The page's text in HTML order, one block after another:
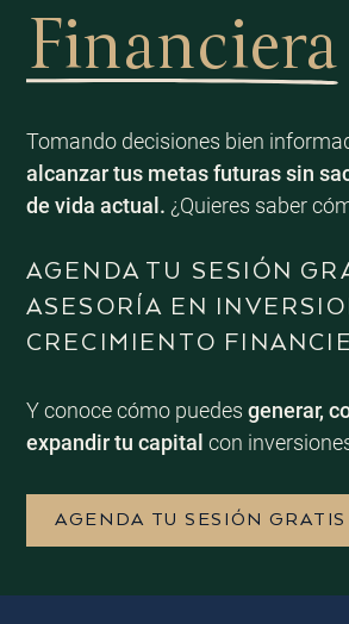
Financiera
Tomando decisiones bien
alcanzar tus metas futuras sin
de vida actual. ¿Quieres saber
AGENDA TU SESIÓN
ASESORÍA EN
CRECIMIENTO
Y conoce cómo puedes generar,
expandir tu capital con
AGENDA TU SESIÓN GRATIS